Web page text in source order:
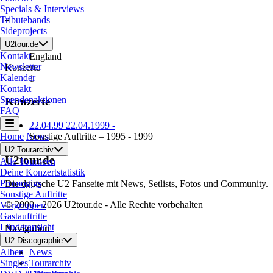
Specials & Interviews
Tributebands
Sideprojects
U2tour.de
Kontakt
Newsletter
Kalender
Kontakt
Spendenaktionen
FAQ
Home News
U2 Tourarchiv
Alle Tourneen
Deine Konzertstatistik
Promogigs
Sonstige Auftritte
Vorgruppen
Gastauftritte
Länderansicht
U2 Discographie
Alben
Singles
U2 in -, England
-
Land
England
Konzerte
1
Konzerte
22.04.99 22.04.1999 -
Sonstige Auftritte – 1995 - 1999
U2tour.de
Die deutsche U2 Fanseite mit News, Setlists, Fotos und Community.
© 2000 - 2026 U2tour.de - Alle Rechte vorbehalten
Navigation
News
Tourarchiv